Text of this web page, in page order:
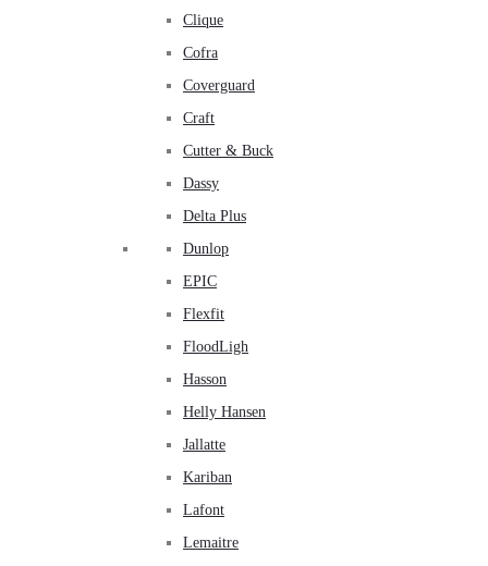
Clique
Cofra
Coverguard
Craft
Cutter & Buck
Dassy
Delta Plus
Dunlop
EPIC
Flexfit
FloodLigh
Hasson
Helly Hansen
Jallatte
Kariban
Lafont
Lemaitre